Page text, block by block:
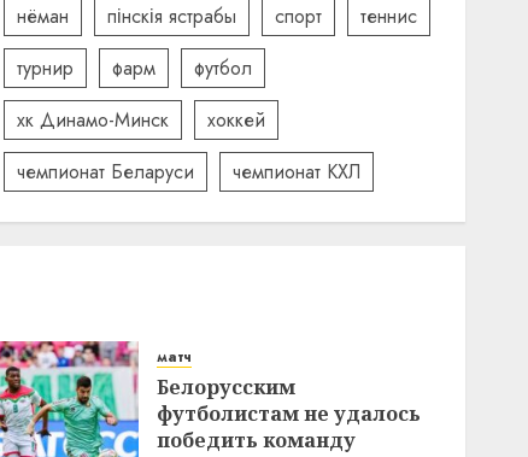
нёман
пінскія ястрабы спорт
теннис
турнир
фарм
футбол
хк Динамо-Минск
хоккей
чемпионат Беларуси
чемпионат КХЛ
матч
Белорусским
футболистам не удалось
победить команду